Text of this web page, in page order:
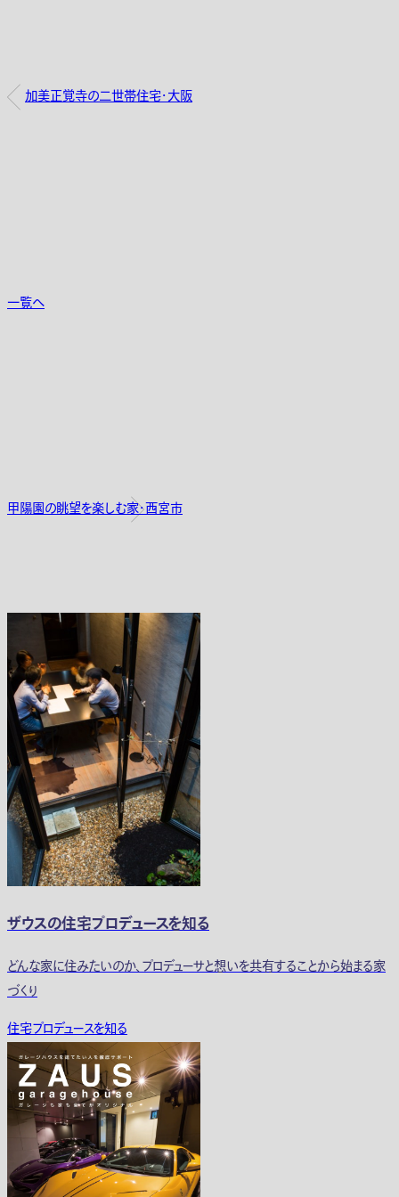
加美正覚寺の二世帯住宅・大阪
一覧へ
甲陽園の眺望を楽しむ家・西宮市
ザウスの住宅プロデュースを知る
どんな家に住みたいのか、プロデューサと想いを共有することから始まる家
づくり
住宅プロデュースを知る